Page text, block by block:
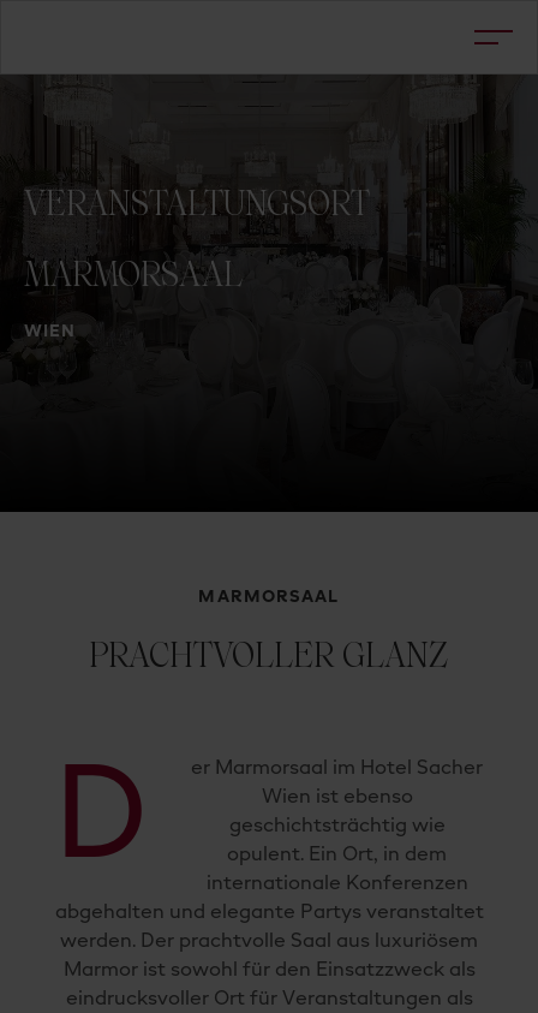
WIEN
VERANSTALTUNGSORT
MARMORSAAL
MARMORSAAL
PRACHTVOLLER GLANZ
D
er Marmorsaal im Hotel Sacher
Wien ist ebenso
geschichtsträchtig wie
opulent. Ein Ort, in dem
internationale Konferenzen
abgehalten und elegante Partys veranstaltet
werden. Der prachtvolle Saal aus luxuriösem
Marmor ist sowohl für den Einsatzzweck als
eindrucksvoller Ort für Veranstaltungen als